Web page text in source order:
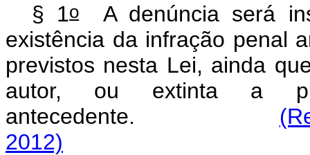
§ 1oA denúncia será
existência da infração penal
previstos nesta Lei, ainda
autor, ou extinta a
antecedente.
2012)